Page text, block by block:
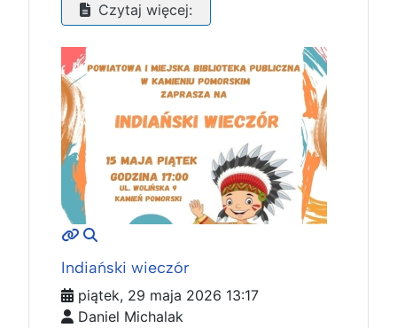
Czytaj więcej:
MOD_JTCS_VIEW_ARTICLE_LINK
Indiański wieczór
piątek, 29 maja 2026 13:17
Daniel Michalak